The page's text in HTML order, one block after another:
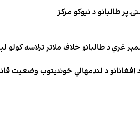
پر طالبانو د نیوکو مرکز
غړي د طالبانو خلاف ملاتړ ترلاسه کولو
افغانانو د لنډمهالي خوندیتوب وضعیت